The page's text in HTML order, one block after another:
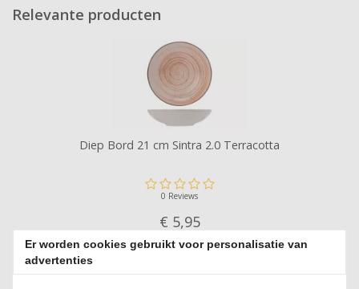
Relevante producten
Diep Bord 21 cm Sintra 2.0 Terracotta
0 Reviews
€ 5,95
Er worden cookies gebruikt voor personalisatie van
advertenties